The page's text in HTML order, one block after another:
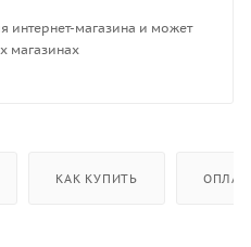
интернет-магазина и может
магазинах
КАК КУПИТЬ